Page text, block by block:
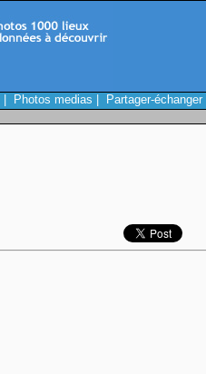
Photos medias Partager-échanger|